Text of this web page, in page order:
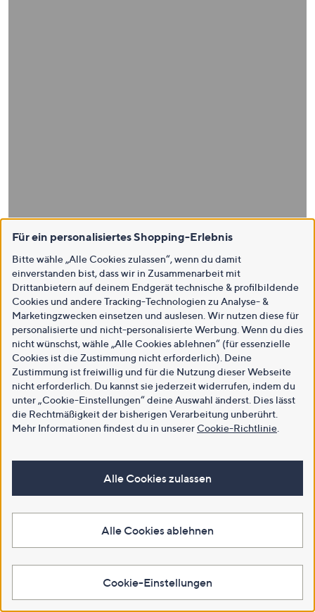
Für ein personalisiertes Shopping-Erlebnis
Bitte wähle „Alle Cookies zulassen“, wenn du damit
einverstanden bist, dass wir in Zusammenarbeit mit
Drittanbietern auf deinem Endgerät technische & profilbildende
Cookies und andere Tracking-Technologien zu Analyse- &
Marketingzwecken einsetzen und auslesen. Wir nutzen diese für
personalisierte und nicht-personalisierte Werbung. Wenn du dies
nicht wünschst, wähle „Alle Cookies ablehnen“ (für essenzielle
Cookies ist die Zustimmung nicht erforderlich). Deine
Zustimmung ist freiwillig und für die Nutzung dieser Webseite
nicht erforderlich. Du kannst sie jederzeit widerrufen, indem du
unter „Cookie-Einstellungen“ deine Auswahl änderst. Dies lässt
die Rechtmäßigkeit der bisherigen Verarbeitung unberührt.
Mehr Informationen findest du in unsererCookie-Richtlinie
Alle Cookies zulassen
Alle Cookies ablehnen
Cookie-Einstellungen